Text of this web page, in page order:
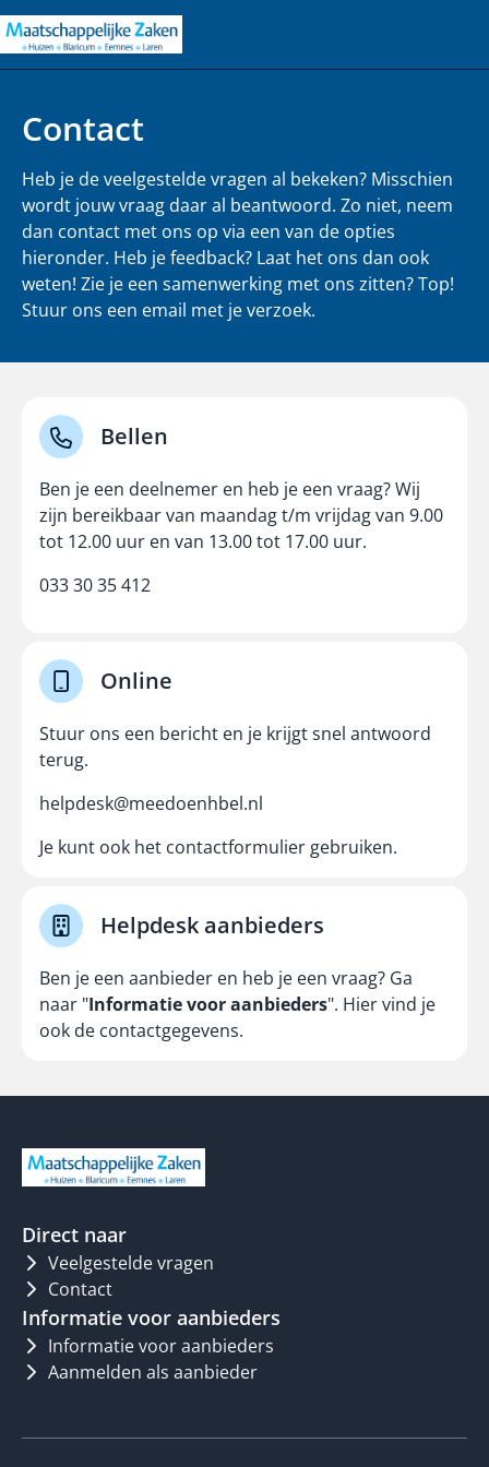
Contact
Heb je deveelgestelde vragen al bekeken? Misschien
wordt jouw vraag daar al beantwoord. Zo niet, neem
dan contact met ons op via een van de opties
hieronder. Heb je feedback? Laat het ons dan ook
weten! Zie je een samenwerking met ons zitten? Top!
Stuur ons een email met je verzoek.
Bellen
Ben je een deelnemer en heb je een vraag? Wij
zijn bereikbaar van maandag t/m vrijdag van 9.00
tot 12.00 uur en van 13.00 tot 17.00 uur.
033 30 35 412
Online
Stuur ons een bericht en je krijgt snel antwoord
terug.
helpdesk@meedoenhbel.nl
Je kunt ook het contactformulier gebruiken.
Helpdesk aanbieders
Ben je een aanbieder en heb je een vraag? Ga
naar "Informatie voor aanbieders". Hier vind je
ook de contactgegevens.
Direct naar
Veelgestelde vragen
Contact
Informatie voor aanbieders
Informatie voor aanbieders
Aanmelden als aanbieder